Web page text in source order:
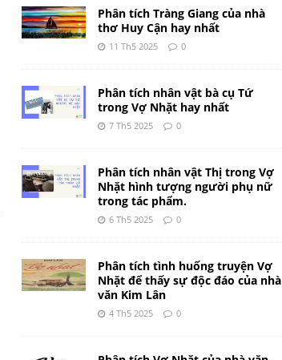
Phân tích Tràng Giang của nhà
thơ Huy Cận hay nhất
11 Th5 2025 0
Phân tích nhân vật bà cụ Tứ
trong Vợ Nhặt hay nhất
7 Th5 2025 0
Phân tích nhân vật Thị trong Vợ
Nhặt hình tượng người phụ nữ
trong tác phẩm.
6 Th5 2025 0
Phân tích tình huống truyện Vợ
Nhặt để thấy sự độc đáo của nhà
văn Kim Lân
4 Th5 2025 0